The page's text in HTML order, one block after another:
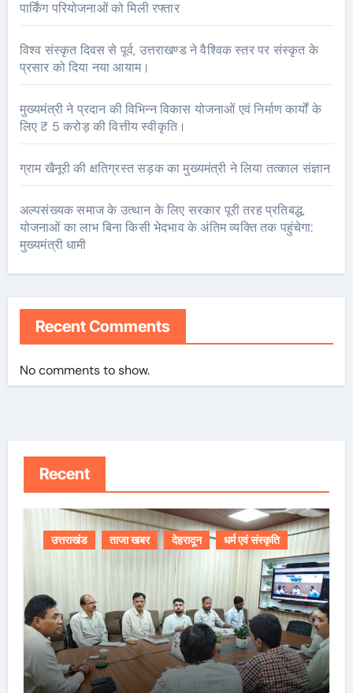
पार्किंग परियोजनाओं को मिली रफ्तार
विश्व संस्कृत दिवस से पूर्व, उत्तराखण्ड ने वैश्विक स्तर पर संस्कृत के
प्रसार को दिया नया आयाम।
मुख्यमंत्री ने प्रदान की विभिन्न विकास योजनाओं एवं निर्माण कार्यों के
लिए ₹ 5 करोड़ की वित्तीय स्वीकृति।
ग्राम खैनूरी की क्षतिग्रस्त सड़क का मुख्यमंत्री ने लिया तत्काल संज्ञान
अल्पसंख्यक समाज के उत्थान के लिए सरकार पूरी तरह प्रतिबद्ध,
योजनाओं का लाभ बिना किसी भेदभाव के अंतिम व्यक्ति तक पहुंचेगा:
मुख्यमंत्री धामी
Recent Comments
No comments to show.
Recent
उत्तराखंड ताजा खबर देहरादून धर्म एवं संस्कृति